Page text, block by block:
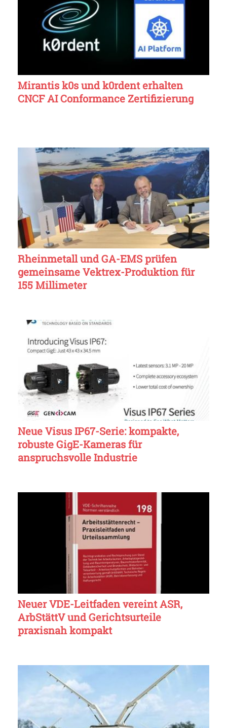
Mirantis k0s und k0rdent erhalten
CNCF AI Conformance Zertifizierung
Rheinmetall und GA-EMS prüfen
gemeinsame Vektrex-Produktion für
155 Millimeter
Neue Visus IP67-Serie: kompakte,
robuste GigE-Kameras für
anspruchsvolle Industrie
Neuer VDE-Leitfaden vereint ASR,
ArbStättV und Gerichtsurteile
praxisnah kompakt